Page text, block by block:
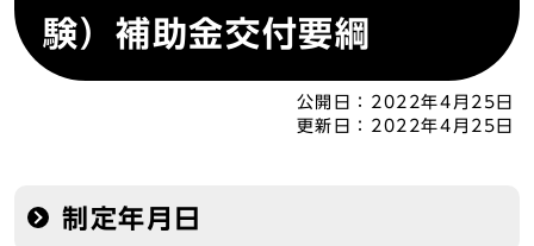
験）補助金交付要綱
公開日： 2022年4月25日
更新日： 2022年4月25日
制定年月日